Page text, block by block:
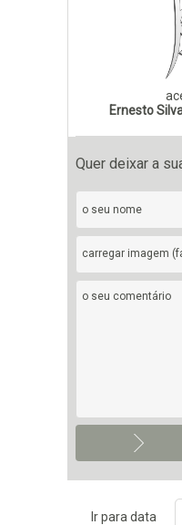
Ernesto
Quer deixar a
carregar imagem
Ir para data